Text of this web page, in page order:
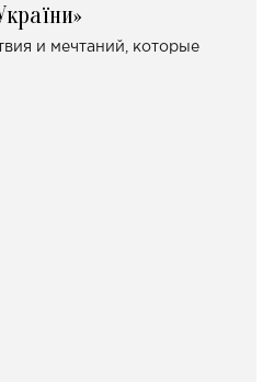
и мечтаний, которые